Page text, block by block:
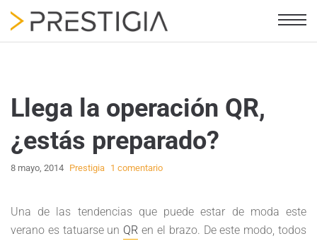
Llega la operación QR,
¿estás preparado?
8 mayo, 2014 Prestigia 1 comentario
Una de las tendencias que puede estar de moda este
verano es tatuarse un QR en el brazo. De este modo, todos